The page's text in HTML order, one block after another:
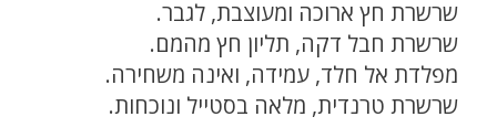
שרשרת חץ ארוכה ומעוצבת, לגבר.
שרשרת חבל דקה, תליון חץ מהמם.
מפלדת אל חלד, עמידה, ואינה משחירה.
שרשרת טרנדית, מלאה בסטייל ונוכחות.